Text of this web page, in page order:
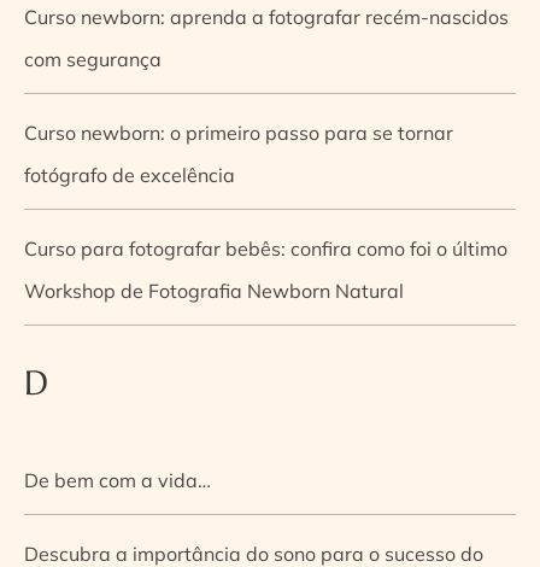
Curso newborn: aprenda a fotografar recém-nascidos
com segurança
Curso newborn: o primeiro passo para se tornar
fotógrafo de excelência
Curso para fotografar bebês: confira como foi o último
Workshop de Fotografia Newborn Natural
D
De bem com a vida…
Descubra a importância do sono para o sucesso do